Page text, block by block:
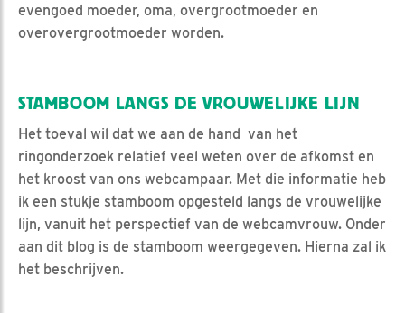
evengoed moeder, oma, overgrootmoeder en
overovergrootmoeder worden.
STAMBOOM LANGS DE VROUWELIJKE LIJN
Het toeval wil dat we aan de hand van het
ringonderzoek relatief veel weten over de afkomst en
het kroost van ons webcampaar. Met die informatie heb
ik een stukje stamboom opgesteld langs de vrouwelijke
lijn, vanuit het perspectief van de webcamvrouw. Onder
aan dit blog is de stamboom weergegeven. Hierna zal ik
het beschrijven.